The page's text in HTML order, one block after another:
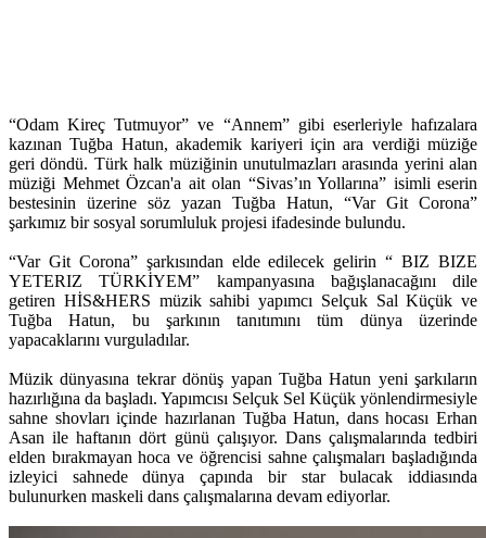
“Odam Kireç Tutmuyor” ve “Annem” gibi eserleriyle hafızalara
kazınan Tuğba Hatun, akademik kariyeri için ara verdiği müziğe
geri döndü. Türk halk müziğinin unutulmazları arasında yerini alan
müziği Mehmet Özcan'a ait olan “Sivas’ın Yollarına” isimli eserin
bestesinin üzerine söz yazan Tuğba Hatun, “Var Git Corona”
şarkımız bir sosyal sorumluluk projesi ifadesinde bulundu.
“Var Git Corona” şarkısından elde edilecek gelirin “ BIZ BIZE
YETERIZ TÜRKİYEM” kampanyasına bağışlanacağını dile
getiren HİS&HERS müzik sahibi yapımcı Selçuk Sal Küçük ve
Tuğba Hatun, bu şarkının tanıtımını tüm dünya üzerinde
yapacaklarını vurguladılar.
Müzik dünyasına tekrar dönüş yapan Tuğba Hatun yeni şarkıların
hazırlığına da başladı. Yapımcısı Selçuk Sel Küçük yönlendirmesiyle
sahne shovları içinde hazırlanan Tuğba Hatun, dans hocası Erhan
Asan ile haftanın dört günü çalışıyor. Dans çalışmalarında tedbiri
elden bırakmayan hoca ve öğrencisi sahne çalışmaları başladığında
izleyici sahnede dünya çapında bir star bulacak iddiasında
bulunurken maskeli dans çalışmalarına devam ediyorlar.